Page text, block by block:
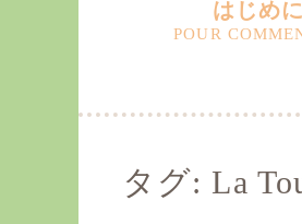
はじめに
タグ: La